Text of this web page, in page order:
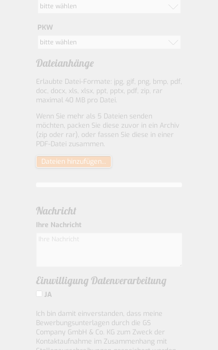
bitte wählen
PKW
bitte wählen
Dateianhänge
Erlaubte Datei-Formate: jpg, gif, png, bmp, pdf,
doc, docx, xls, xlsx, ppt, pptx, pdf, zip, rar
maximal 40 MB pro Datei.
Wenn Sie mehr als 5 Dateien senden
möchten, packen Sie diese zuvor in ein Archiv
(zip oder rar), oder fassen Sie diese in einer
PDF-Datei zusammen.
Dateien hinzufügen...
Nachricht
Ihre Nachricht
Einwilligung Datenverarbeitung
JA
Ich bin damit einverstanden, dass meine
Bewerbungsunterlagen durch die GS
Company GmbH & Co. KG zum Zweck der
Kontaktaufnahme im Zusammenhang mit